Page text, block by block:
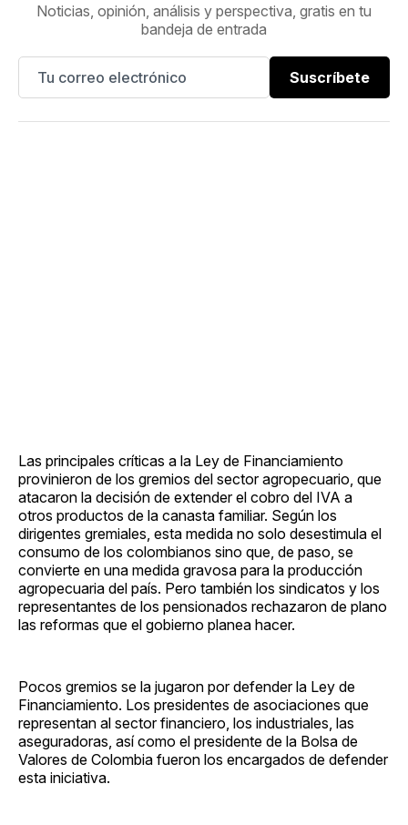
Noticias, opinión, análisis y perspectiva, gratis en tu
bandeja de entrada
Suscríbete
Las principales críticas a la Ley de Financiamiento
provinieron de los gremios del sector agropecuario, que
atacaron la decisión de extender el cobro del IVA a
otros productos de la canasta familiar. Según los
dirigentes gremiales, esta medida no solo desestimula el
consumo de los colombianos sino que, de paso, se
convierte en una medida gravosa para la producción
agropecuaria del país. Pero también los sindicatos y los
representantes de los pensionados rechazaron de plano
las reformas que el gobierno planea hacer.
Pocos gremios se la jugaron por defender la Ley de
Financiamiento. Los presidentes de asociaciones que
representan al sector financiero, los industriales, las
aseguradoras, así como el presidente de la Bolsa de
Valores de Colombia fueron los encargados de defender
esta iniciativa.